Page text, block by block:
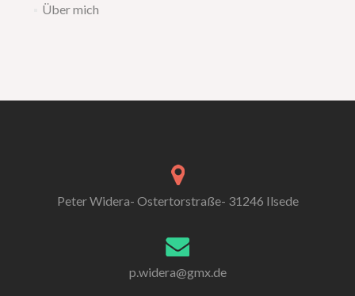
Über mich
Peter Widera- Ostertorstraße- 31246 Ilsede
p.widera@gmx.de